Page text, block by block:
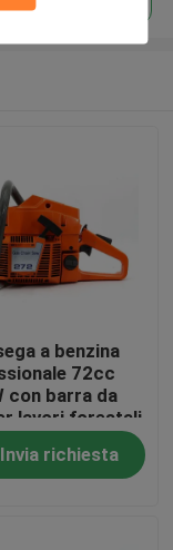
a benzina
72cc
con barra da
lavori forestali
intensivi
Invia richiesta